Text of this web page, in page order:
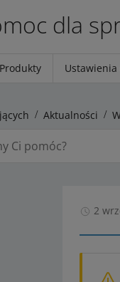
dla
Produkty
Aktualności
2